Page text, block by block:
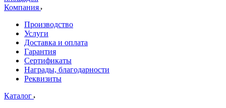
Компания
Производство
Услуги
Доставка и оплата
Гарантия
Сертификаты
Награды, благодарности
Реквизиты
Каталог